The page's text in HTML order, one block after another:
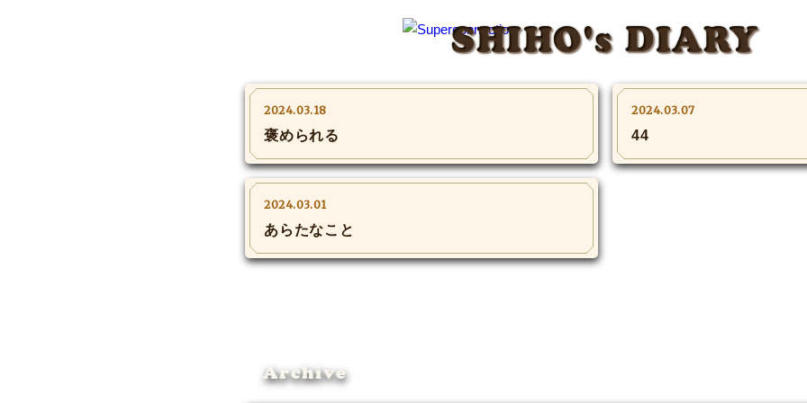
SHIHO's DIARY
2024.03.18
褒められる
2024.03.07
44
2024.03.01
あらたなこと
Archive